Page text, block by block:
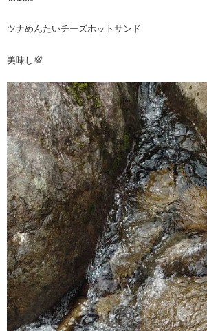
ツナめんたいチーズホットサンド
美味し💯